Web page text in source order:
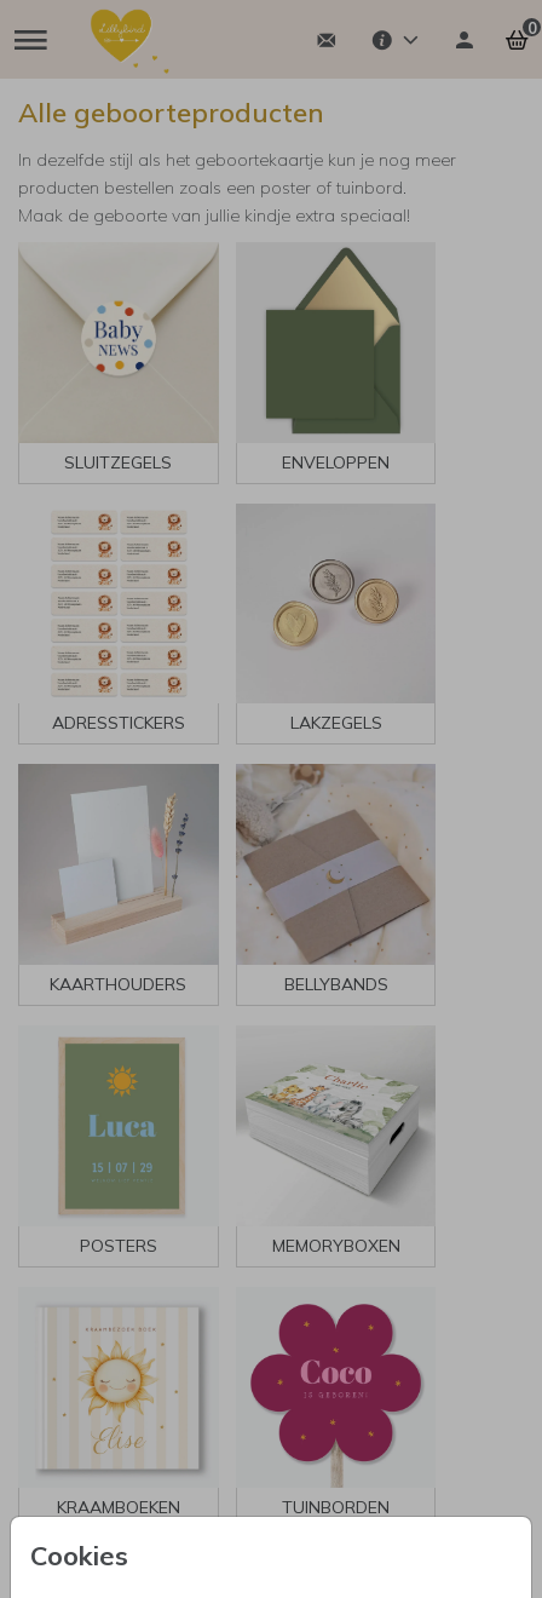
0
Cookies
Alle geboorteproducten
In dezelfde stijl als het geboortekaartje kun je nog meer
producten bestellen zoals een poster of tuinbord.
Maak de geboorte van jullie kindje extra speciaal!
SLUITZEGELS ENVELOPPEN
ADRESSTICKERS LAKZEGELS
KAARTHOUDERS BELLYBANDS
POSTERS MEMORYBOXEN
KRAAMBOEKEN TUINBORDEN